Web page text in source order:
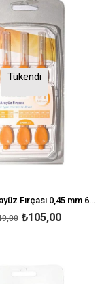
Tükendi
Pakdent Arayüz Fırçası 0,45 mm 6'lı - Turuncu
₺105,00